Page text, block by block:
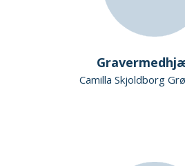
Camilla Skjoldborg